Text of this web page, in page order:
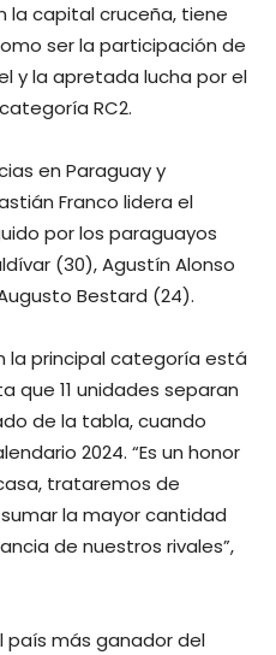
la capital cruceña, tiene
ser la participación de
y la apretada lucha por el
RC2.
en Paraguay y
Franco lidera el
por los paraguayos
(30), Agustín Alonso
Bestard (24).
la principal categoría está
11 unidades separan
de la tabla, cuando
2024. “Es un honor
trataremos de
la mayor cantidad
de nuestros rivales”,
país más ganador del